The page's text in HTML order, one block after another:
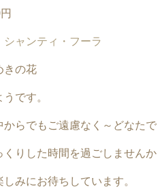
シャンティ・フーラ
の花
です。
からでもご遠慮なく～どなた
りした時間を過ごしませんか
みにお待ちしています。